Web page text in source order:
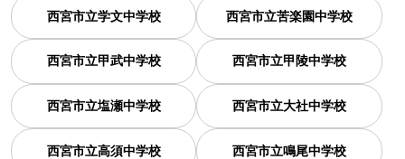
西宮市立学文中学校 西宮市立苦楽園中学校
西宮市立甲武中学校 西宮市立甲陵中学校
西宮市立塩瀬中学校 西宮市立大社中学校
西宮市立高須中学校 西宮市立鳴尾中学校